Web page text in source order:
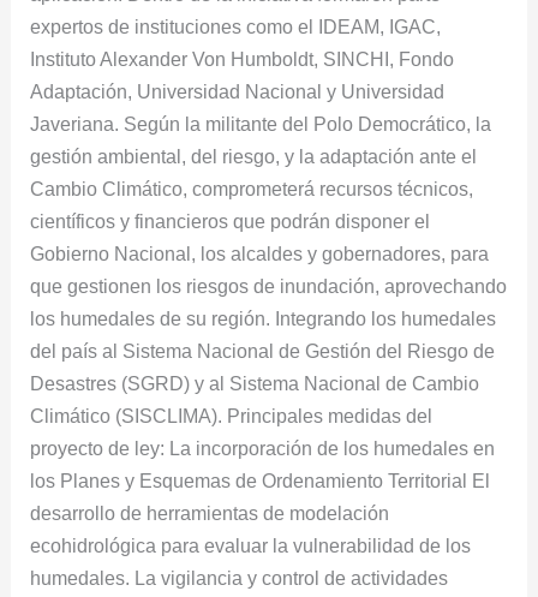
expertos de instituciones como el IDEAM, IGAC,
Instituto Alexander Von Humboldt, SINCHI, Fondo
Adaptación, Universidad Nacional y Universidad
Javeriana. Según la militante del Polo Democrático, la
gestión ambiental, del riesgo, y la adaptación ante el
Cambio Climático, comprometerá recursos técnicos,
científicos y financieros que podrán disponer el
Gobierno Nacional, los alcaldes y gobernadores, para
que gestionen los riesgos de inundación, aprovechando
los humedales de su región. Integrando los humedales
del país al Sistema Nacional de Gestión del Riesgo de
Desastres (SGRD) y al Sistema Nacional de Cambio
Climático (SISCLIMA). Principales medidas del
proyecto de ley: La incorporación de los humedales en
los Planes y Esquemas de Ordenamiento Territorial El
desarrollo de herramientas de modelación
ecohidrológica para evaluar la vulnerabilidad de los
humedales. La vigilancia y control de actividades